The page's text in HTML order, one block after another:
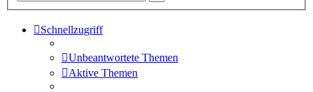
Schnellzugriff
Unbeantwortete Themen
Aktive Themen